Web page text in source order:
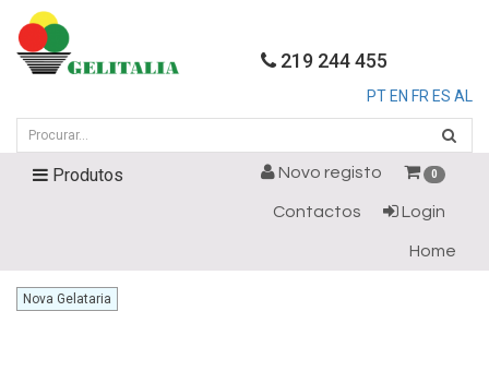
219 244 455
PT EN FR ES AL
Produtos 0
Novo registo
Login
Contactos
Home
Nova Gelataria